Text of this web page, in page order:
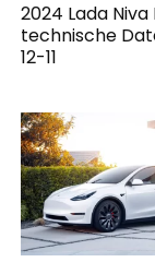
2024 Lada Niva
technische
12-11